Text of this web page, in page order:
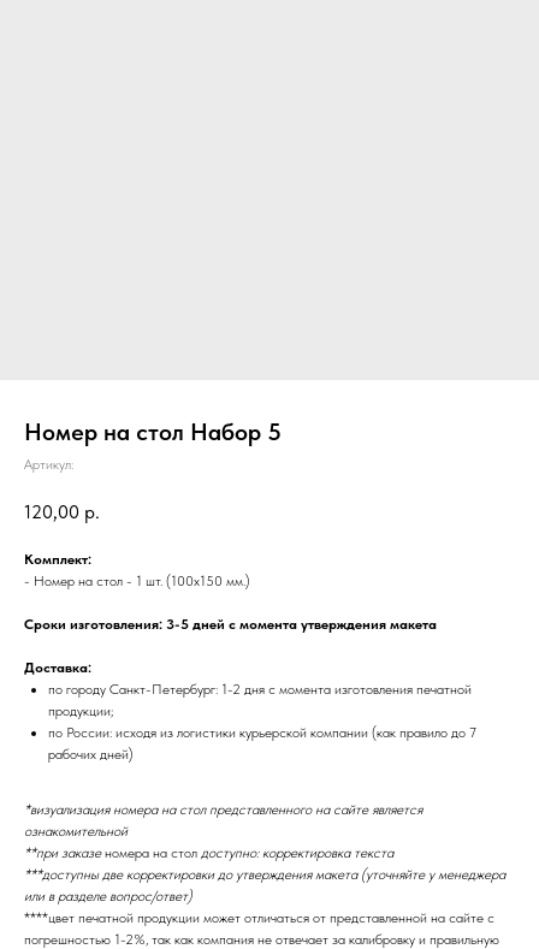
Номер на стол Набор 5
Артикул:
120,00 р.
Комплект:
- Номер на стол - 1 шт. (100х150 мм.)
Сроки изготовления: 3-5 дней с момента утверждения макета
Доставка:
по городу Санкт-Петербург: 1-2 дня с момента изготовления печатной
продукции;
по России: исходя из логистики курьерской компании (как правило до 7
рабочих дней)
*визуализация номера на стол представленного на сайте является
ознакомительной
**при заказеномера на стол доступно: корректировка текста
***доступны две корректировки до утверждения макета (уточняйте у менеджера
или в разделе вопрос/ответ)
****цвет печатной продукции может отличаться от представленной на сайте с
погрешностью 1-2%, так как компания не отвечает за калибровку и правильную